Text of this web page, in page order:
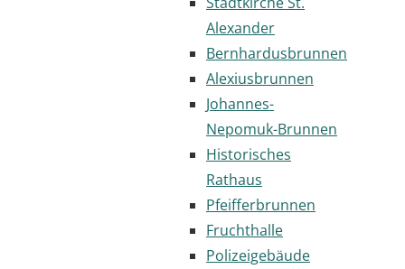
Alexander
Bernhardusbrunnen
Alexiusbrunnen
Johannes-
Nepomuk-Brunnen
Historisches
Rathaus
Pfeifferbrunnen
Fruchthalle
Polizeigebäude